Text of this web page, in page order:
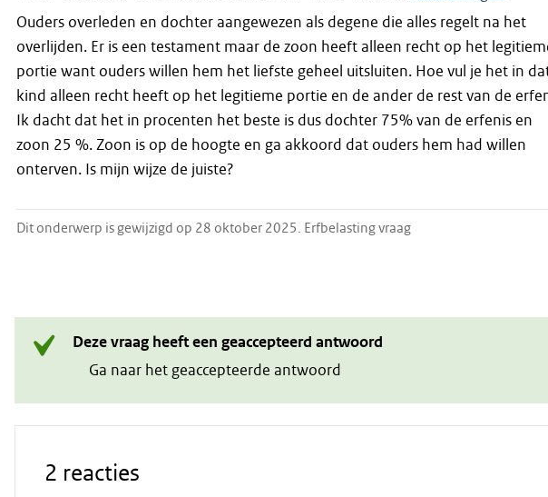
Ouders overleden en dochter aangewezen als degene die alles regelt na het
overlijden. Er is een testament maar de zoon heeft alleen recht op het
portie want ouders willen hem het liefste geheel uitsluiten. Hoe vul je het in
kind alleen recht heeft op het legitieme portie en de ander de rest van de
Ik dacht dat het in procenten het beste is dus dochter 75% van de erfenis en
zoon 25 %. Zoon is op de hoogte en ga akkoord dat ouders hem had willen
onterven. Is mijn wijze de juiste?
Dit onderwerp is gewijzigd op 28 oktober 2025. Erfbelasting vraag
Deze vraag heeft een geaccepteerd antwoord
Ga naar het geaccepteerde antwoord
2 reacties